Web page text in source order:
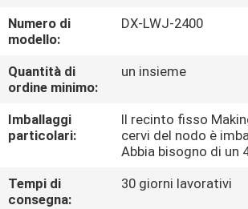
GIRO
DELLA
FABBRICA
CONTROLLO
DI
QUALITÀ
Numero di
modello:
DX-LWJ-2400
Quantità di
ordine minimo:
un insieme
Imballaggi
particolari:
Il recinto fisso
cervi del nodo è
Abbia bisogno di un
Tempi di
consegna:
30 giorni lavorativi